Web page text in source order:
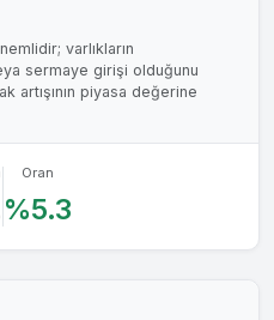
varlıkların
sermaye girişi olduğunu
artışının piyasa değerine
Oran
%5.3